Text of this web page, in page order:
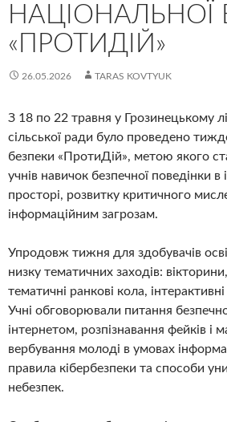
НАЦІОНАЛЬНОЇ
«ПРОТИДІЙ»
26.05.2026 TARAS KOVTYUK
З 18 по 22 травня у Грозинецькому
сільської ради було проведено
безпеки «ПротиДій», метою якого
учнів навичок безпечної поведінки
просторі, розвитку критичного
інформаційним загрозам.
Упродовж тижня для здобувачів
низку тематичних заходів:
тематичні ранкові кола,
Учні обговорювали питання
інтернетом, розпізнавання фейків і
вербування молоді в умовах
правила кібербезпеки та способи
небезпек.